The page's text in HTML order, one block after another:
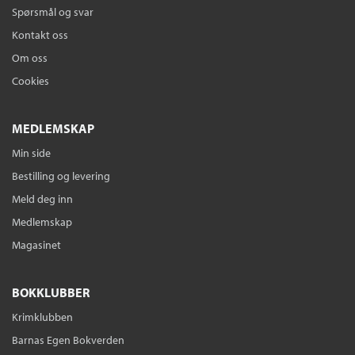
Spørsmål og svar
Kontakt oss
Om oss
Cookies
MEDLEMSKAP
Min side
Bestilling og levering
Meld deg inn
Medlemskap
Magasinet
BOKKLUBBER
Krimklubben
Barnas Egen Bokverden